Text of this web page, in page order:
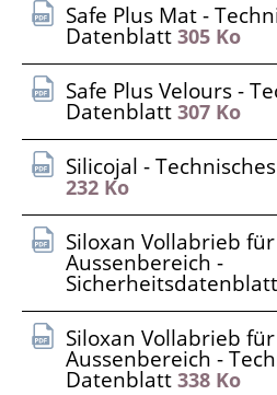
Safe Plus Mat -
Datenblatt 305 Ko
Safe Plus Velours -
Datenblatt 307 Ko
Silicojal -
232 Ko
Siloxan Vollabrieb
Aussenbereich -
Sicherheitsdatenblatt
Siloxan Vollabrieb
Aussenbereich -
Datenblatt 338 Ko